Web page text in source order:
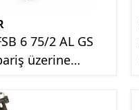
6 75/2 AL GS
üzerine